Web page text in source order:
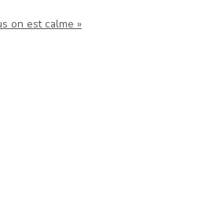
on est calme »